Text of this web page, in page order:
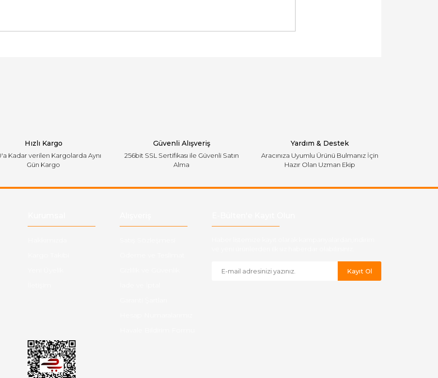
Hızlı Kargo
Kadar verilen Kargolarda Aynı
Gün Kargo
Güvenli Alışveriş
256bit SSL Sertifikası ile Güvenli Satın
Alma
Yardım & Destek
Aracınıza Uyumlu Ürünü Bulmanız İçin
Hazır Olan Uzman Ekip
Kayıt Ol